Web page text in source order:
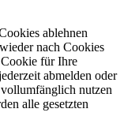
ablehnen
nach Cookies
Cookie für Ihre
abmelden oder
nutzen
alle gesetzten